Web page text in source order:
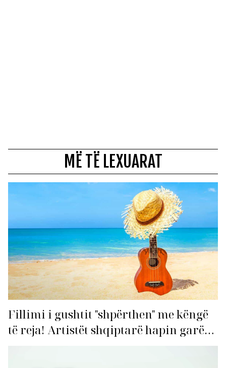
MË TË LEXUARAT
Fillimi i gushtit "shpërthen" me këngë
të reja! Artistët shqiptarë hapin garën